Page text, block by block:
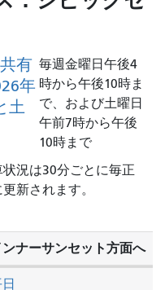
有
年
土
毎週金曜日午後4
時から午後10時ま
で、および土曜日
午前7時から午後
10時まで
状況は30分ごとに毎正
新されます。
ンナーサンセット方面へ